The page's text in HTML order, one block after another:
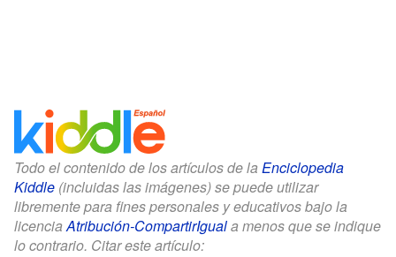
Todo el contenido de los artículos de la Enciclopedia
Kiddle (incluidas las imágenes) se puede utilizar
libremente para fines personales y educativos bajo la
licenciaAtribución-CompartirIguala menos que se indique
lo contrario. Citar este artículo: